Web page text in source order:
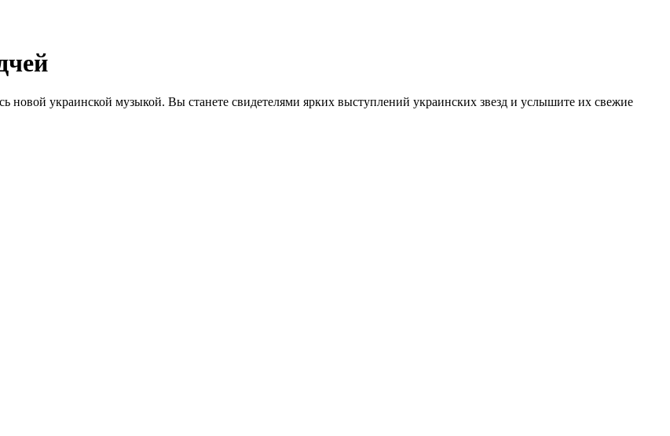
новой украинской музыкой. Вы станете свидетелями ярких выступлений украинских звезд и услышите их свежие